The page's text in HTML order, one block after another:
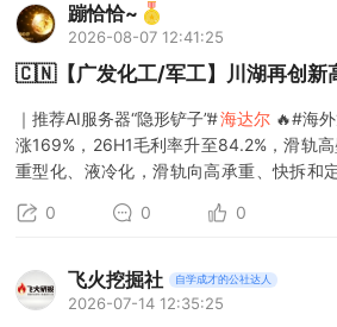
蹦恰恰~
2026-08-07 12:41:25
🇨🇳【广发化工/军工】川湖再创新
｜推荐AI服务器“隐形铲子”#海达尔 🔥#海
涨169%，26H1毛利率升至84.2%，滑轨
重型化、液冷化，滑轨向高承重、快拆和
0 0 0
飞火挖掘社 自学成才的公社达人
2026-07-14 12:35:25